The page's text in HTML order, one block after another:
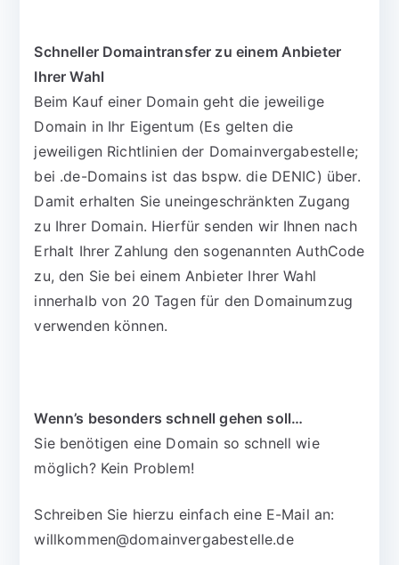
Schneller Domaintransfer zu einem Anbieter
Ihrer Wahl
Beim Kauf einer Domain geht die jeweilige
Domain in Ihr Eigentum (Es gelten die
jeweiligen Richtlinien der Domainvergabestelle;
bei .de-Domains ist das bspw. die DENIC) über.
Damit erhalten Sie uneingeschränkten Zugang
zu Ihrer Domain. Hierfür senden wir Ihnen nach
Erhalt Ihrer Zahlung den sogenannten AuthCode
zu, den Sie bei einem Anbieter Ihrer Wahl
innerhalb von 20 Tagen für den Domainumzug
verwenden können.
Wenn’s besonders schnell gehen soll…
Sie benötigen eine Domain so schnell wie
möglich? Kein Problem!
Schreiben Sie hierzu einfach eine E-Mail an:
willkommen@domainvergabestelle.de